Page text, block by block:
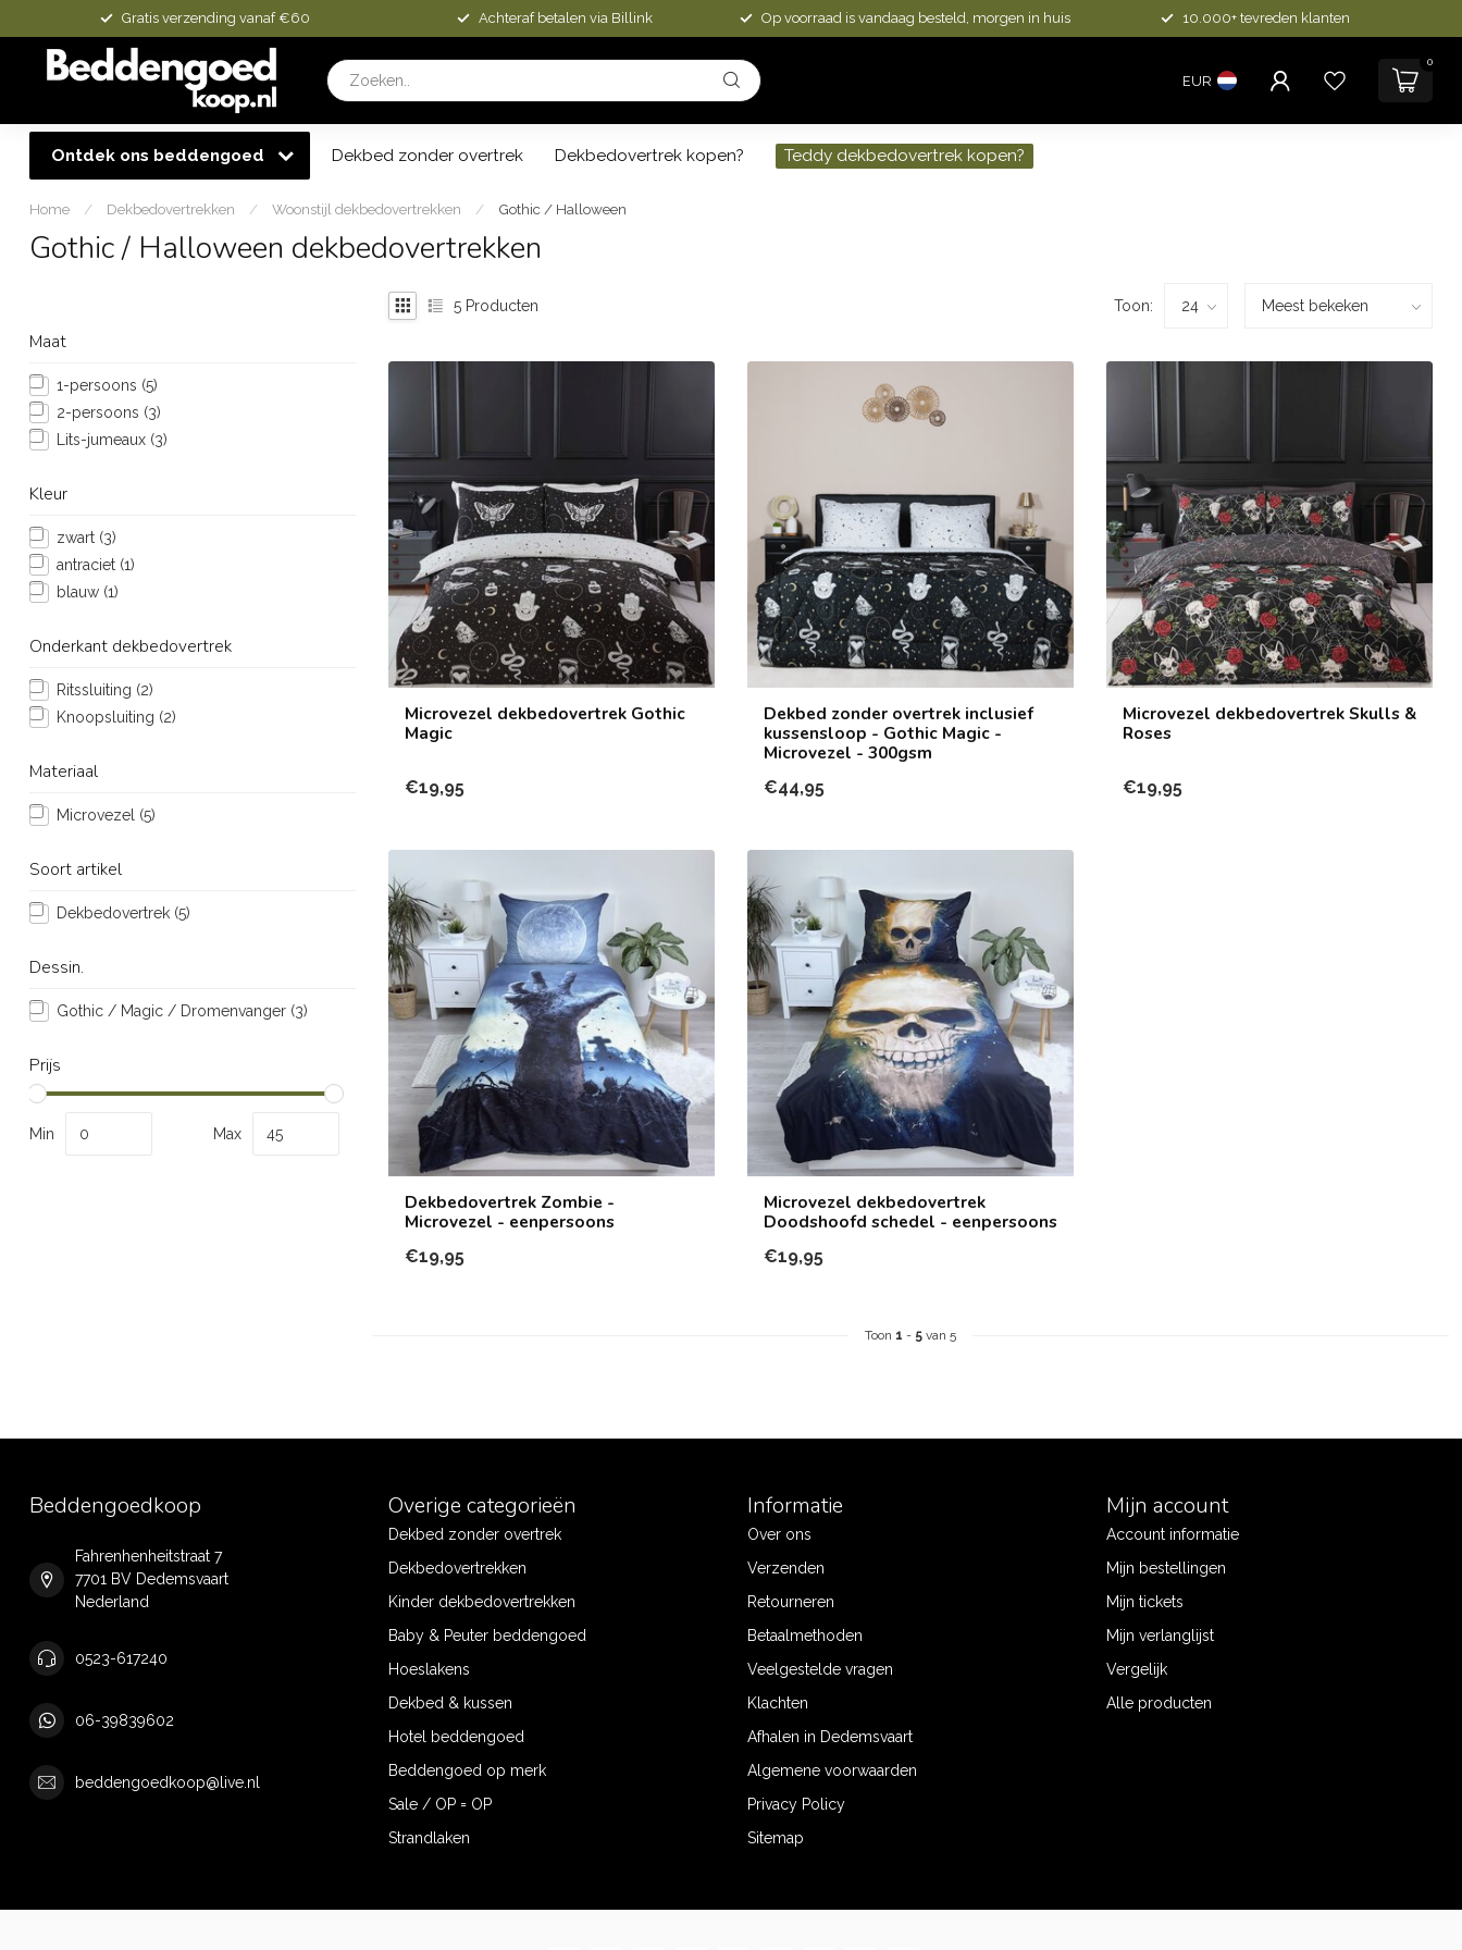
Gratis verzending vanaf €60 Achteraf betalen via Billink Op voorraad is vandaag besteld, morgen in huis 10.000+ tevreden klanten
EUR
0
Ontdek ons beddengoed Dekbed zonder overtrek Dekbedovertrek kopen? Teddy dekbedovertrek kopen?
Home / Dekbedovertrekken / Woonstijl dekbedovertrekken / Gothic / Halloween
Gothic / Halloween dekbedovertrekken
Maat
1-persoons (5)
2-persoons (3)
Lits-jumeaux (3)
Kleur
zwart (3)
antraciet (1)
blauw (1)
Onderkant dekbedovertrek
Ritssluiting (2)
Knoopsluiting (2)
Materiaal
Microvezel (5)
Soort artikel
Dekbedovertrek (5)
Dessin.
Gothic / Magic / Dromenvanger (3)
Prijs
Min Max
5 Producten Toon:
Microvezel dekbedovertrek Gothic
Magic
€19,95
Dekbed zonder overtrek inclusief
kussensloop - Gothic Magic -
Microvezel - 300gsm
€44,95
Microvezel dekbedovertrek Skulls &
Roses
€19,95
Dekbedovertrek Zombie -
Microvezel - eenpersoons
€19,95
Microvezel dekbedovertrek
Doodshoofd schedel - eenpersoons
€19,95
Toon 1 - 5 van 5
Beddengoedkoop
Fahrenhenheitstraat 7
7701 BV Dedemsvaart
Nederland
0523-617240
06-39839602
beddengoedkoop@live.nl
Overige categorieën
Dekbed zonder overtrek
Dekbedovertrekken
Kinder dekbedovertrekken
Baby & Peuter beddengoed
Hoeslakens
Dekbed & kussen
Hotel beddengoed
Beddengoed op merk
Sale / OP = OP
Strandlaken
Informatie
Over ons
Verzenden
Retourneren
Betaalmethoden
Veelgestelde vragen
Klachten
Afhalen in Dedemsvaart
Algemene voorwaarden
Privacy Policy
Sitemap
Mijn account
Account informatie
Mijn bestellingen
Mijn tickets
Mijn verlanglijst
Vergelijk
Alle producten